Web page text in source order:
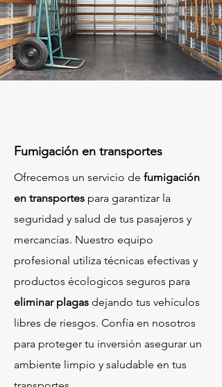
Fumigación en transportes
Ofrecemos un servicio de fumigación
en transportes para garantizar la
seguridad y salud de tus pasajeros y
mercancías. Nuestro equipo
profesional utiliza técnicas efectivas y
productos écologicos seguros para
eliminar plagas dejando tus vehículos
libres de riesgos. Confía en nosotros
para proteger tu inversión asegurar un
ambiente limpio y saludable en tus